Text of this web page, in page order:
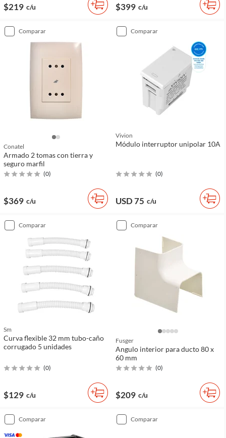
$219 c/u $399 c/u
comparar
Conatel
Armado 2 tomas con tierra y
seguro marfil
(0)
$369 c/u
comparar
Vivion
Módulo interruptor unipolar 10A
(0)
USD 75 c/u
comparar
Sm
Curva flexible 32 mm tubo-caño
corrugado 5 unidades
(0)
$129 c/u
comparar
Fusger
Angulo interior para ducto 80 x
60 mm
(0)
$209 c/u
comparar comparar